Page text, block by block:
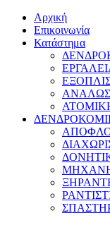
Αρχική
Επικοινωνία
Κατάστημα